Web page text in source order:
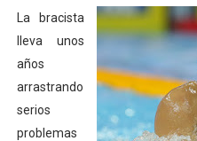
La bracista
lleva unos
años
arrastrando
serios
problemas